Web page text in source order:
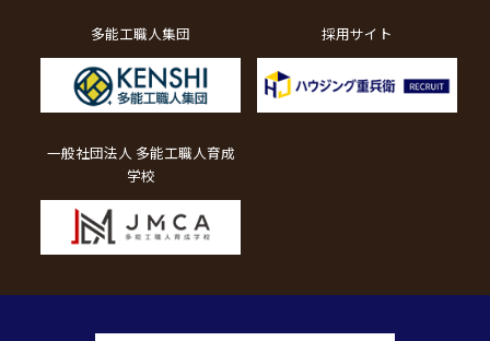
多能工職人集団 採用サイト
一般社団法人 多能工職人育成
学校